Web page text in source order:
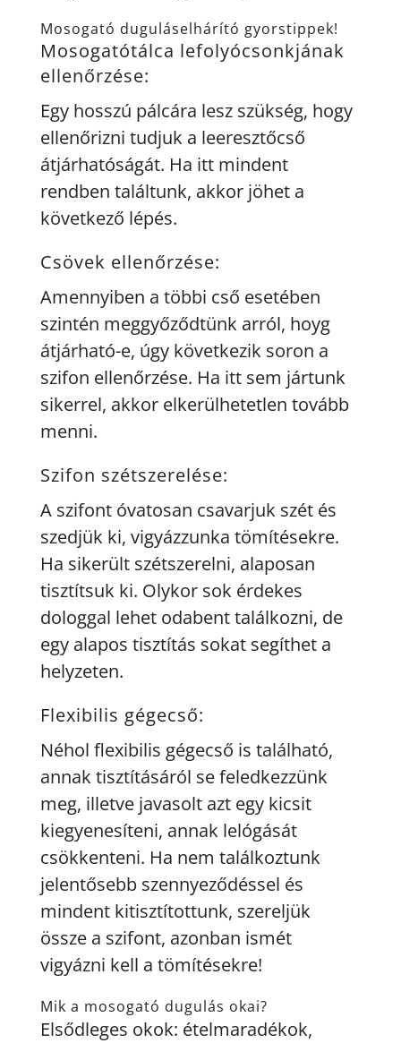
Mosogató duguláselhárító gyorstippek!
Mosogatótálca lefolyócsonkjának
ellenőrzése:
Egy hosszú pálcára lesz szükség, hogy
ellenőrizni tudjuk a leeresztőcső
átjárhatóságát. Ha itt mindent
rendben találtunk, akkor jöhet a
következő lépés.
Csövek ellenőrzése:
Amennyiben a többi cső esetében
szintén meggyőződtünk arról, hoyg
átjárható-e, úgy következik soron a
szifon ellenőrzése. Ha itt sem jártunk
sikerrel, akkor elkerülhetetlen tovább
menni.
Szifon szétszerelése:
A szifont óvatosan csavarjuk szét és
szedjük ki, vigyázzunka tömítésekre.
Ha sikerült szétszerelni, alaposan
tisztítsuk ki. Olykor sok érdekes
dologgal lehet odabent találkozni, de
egy alapos tisztítás sokat segíthet a
helyzeten.
Flexibilis gégecső:
Néhol flexibilis gégecső is található,
annak tisztításáról se feledkezzünk
meg, illetve javasolt azt egy kicsit
kiegyenesíteni, annak lelógását
csökkenteni. Ha nem találkoztunk
jelentősebb szennyeződéssel és
mindent kitisztítottunk, szereljük
össze a szifont, azonban ismét
vigyázni kell a tömítésekre!
Mik a mosogató dugulás okai?
Elsődleges okok: ételmaradékok,